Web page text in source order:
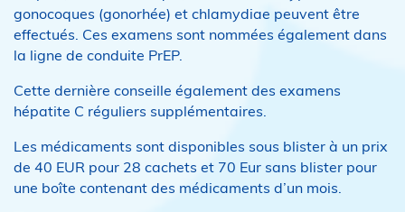
gonocoques (gonorhée) et chlamydiae peuvent être
effectués. Ces examens sont nommées également dans
la ligne de conduite PrEP.
Cette dernière conseille également des examens
hépatite C réguliers supplémentaires.
Les médicaments sont disponibles sous blister à un prix
de 40 EUR pour 28 cachets et 70 Eur sans blister pour
une boîte contenant des médicaments d’un mois.